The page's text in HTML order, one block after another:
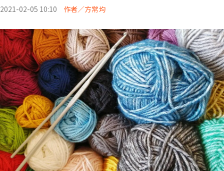
2021-02-05 10:10 作者／方常均